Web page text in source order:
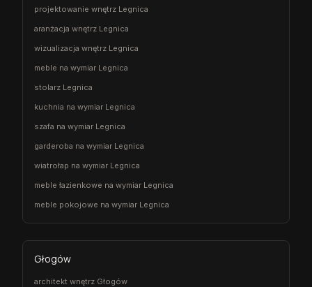
projektowanie wnętrz Legnica
aranżacja wnętrz Legnica
wizualizacja wnętrz Legnica
meble na wymiar Legnica
stolarz Legnica
kuchnia na wymiar Legnica
szafa na wymiar Legnica
garderoba na wymiar Legnica
wiatrołap na wymiar Legnica
meble łazienkowe na wymiar Legnica
meble pokojowe na wymiar Legnica
Głogów
architekt wnętrz Głogów